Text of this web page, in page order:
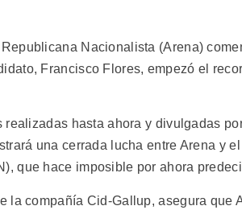
Nacionalista (Arena)
Francisco Flores, empezó el
realizadas hasta ahora y divulgadas
una cerrada lucha entre Arena y
que hace imposible por ahora
la compañía Cid-Gallup, asegura que